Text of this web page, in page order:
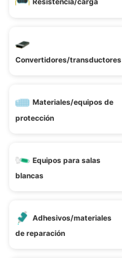
Convertidores/transductores
Materiales/equipos de
protección
Equipos para salas
blancas
Adhesivos/materiales
de reparación